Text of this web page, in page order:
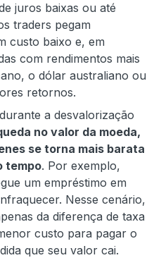
juros baixas ou até
traders pegam
custo baixo e, em
com rendimentos mais
o dólar australiano ou
retornos.
a desvalorização
no valor da moeda,
se torna mais barata
tempo. Por exemplo,
um empréstimo em
Nesse cenário,
da diferença de taxa
custo para pagar o
que seu valor cai.